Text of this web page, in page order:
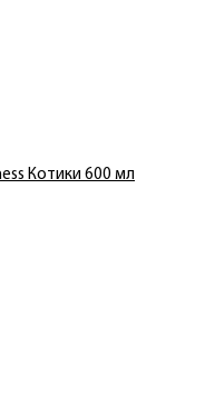
Котики 600 мл